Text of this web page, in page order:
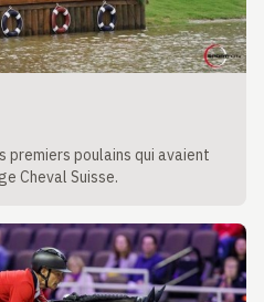
premiers poulains qui avaient
Cheval Suisse.